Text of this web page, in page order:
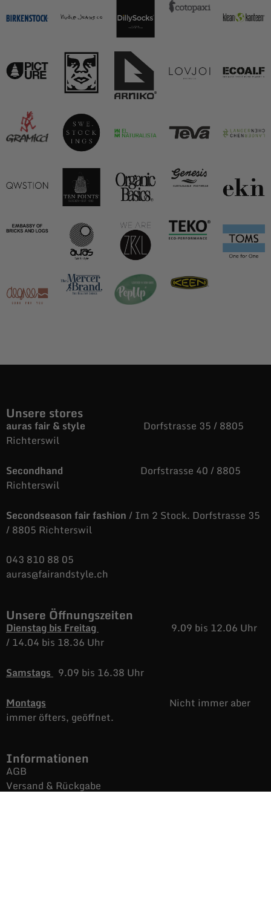
Unsere stores
auras fair & style Dorfstrasse 35 / 8805
Richterswil
Secondhand Dorfstrasse 40 / 8805
Richterswil
Secondseason fair fashion/ Im 2 Stock. Dorfstrasse 35
/ 8805 Richterswil
043 810 88 05
auras@fairandstyle.ch
Unsere Öffnungszeiten
Dienstag bis Freitag
9.09 bis 12.06 Uhr
/14.04 bis 18.36 Uhr
Samstags 9.09 bis 16.38 Uhr
Montags
Nicht immer aber
immer öfters, geöffnet.
Informationen
AGB
Versand & Rückgabe